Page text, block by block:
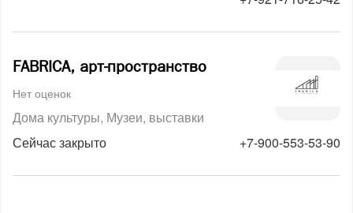
FABRICA, арт-пространство
Нет оценок
Дома культуры Музеи, выставки
Сейчас закрыто
+7-900-553-53-90